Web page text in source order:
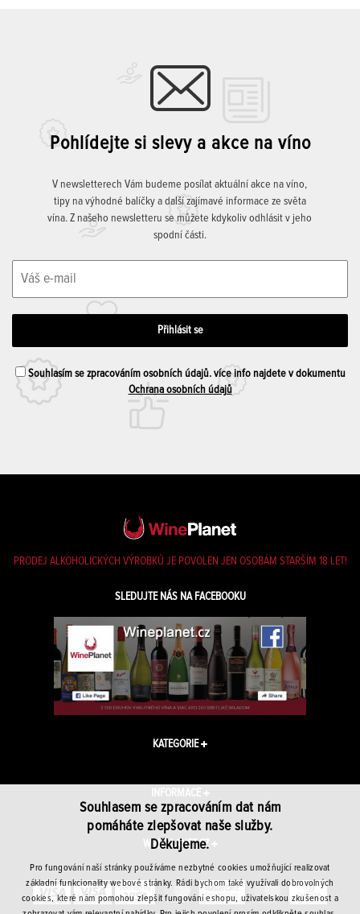
Pohlídejte si slevy a akce na víno
V newsletterech Vám budeme posílat aktuální akce na víno,
tipy na výhodné balíčky a další zajímavé informace ze světa
vína. Z našeho newsletteru se můžete kdykoliv odhlásit v jeho
spodní části.
Souhlasím se zpracováním osobních údajů. více info najdete v dokumentu
Ochrana osobních údajů
PRODEJ ALKOHOLICKÝCH VÝROBKŮ JE POVOLEN JEN OSOBÁM STARŠÍM 18 LET!
SLEDUJTE NÁS NA FACEBOOKU
KATEGORIE
INFORMACE
WINEPLANET.CZ
Souhlasem se zpracováním dat nám
pomáháte zlepšovat naše služby.
Děkujeme.
Pro fungování naší stránky používáme nezbytné cookies umožňující realizovat
základní funkcionality webové stránky. Rádi bychom také využívali dobrovolných
cookies, které nám pomohou zlepšit fungování eshopu, uživatelskou zkušenost a